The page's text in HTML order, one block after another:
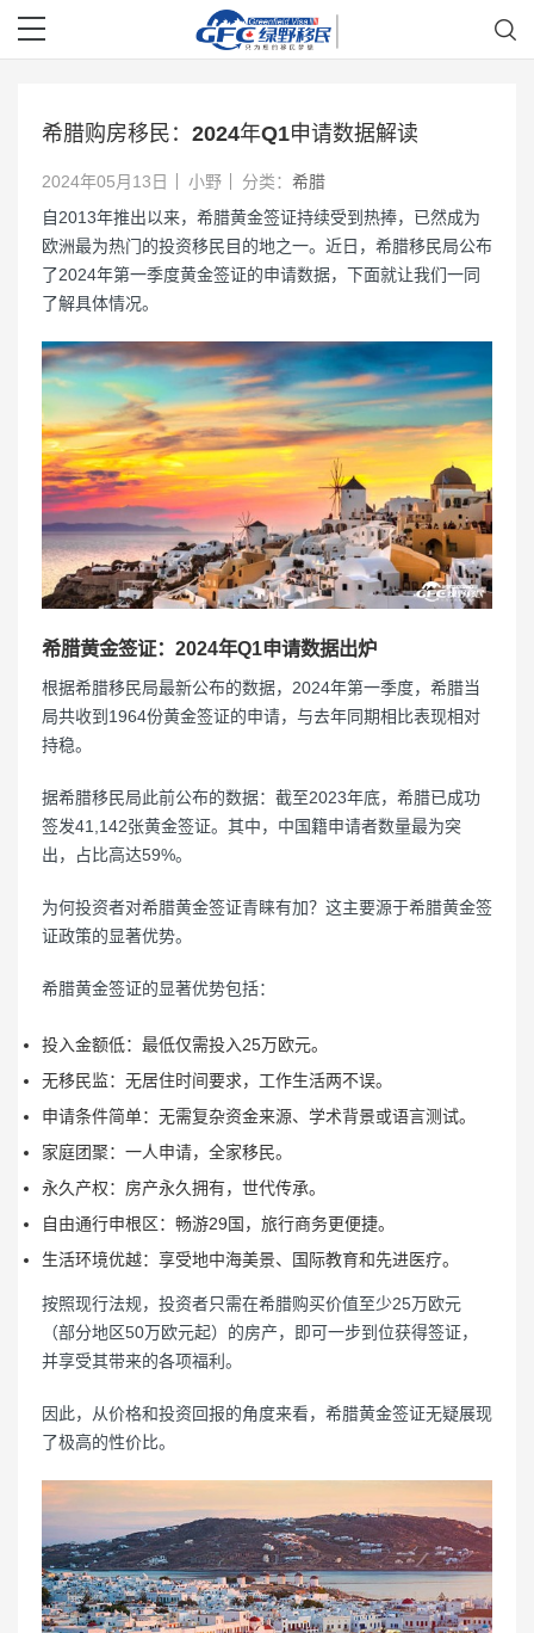
希腊购房移民：2024年Q1申请数据解读
2024年05月13日 小野 分类： 希腊
自2013年推出以来，希腊黄金签证持续受到热捧，已然成为
欧洲最为热门的投资移民目的地之一。近日，希腊移民局公布
了2024年第一季度黄金签证的申请数据，下面就让我们一同
了解具体情况。
希腊黄金签证：2024年Q1申请数据出炉
根据希腊移民局最新公布的数据，2024年第一季度，希腊当
局共收到1964份黄金签证的申请，与去年同期相比表现相对
持稳。
据希腊移民局此前公布的数据：截至2023年底，希腊已成功
签发41,142张黄金签证。其中，中国籍申请者数量最为突
出，占比高达59%。
为何投资者对希腊黄金签证青睐有加？这主要源于希腊黄金签
证政策的显著优势。
希腊黄金签证的显著优势包括：
投入金额低：最低仅需投入25万欧元。
无移民监：无居住时间要求，工作生活两不误。
申请条件简单：无需复杂资金来源、学术背景或语言测试。
家庭团聚：一人申请，全家移民。
永久产权：房产永久拥有，世代传承。
自由通行申根区：畅游29国，旅行商务更便捷。
生活环境优越：享受地中海美景、国际教育和先进医疗。
按照现行法规，投资者只需在希腊购买价值至少25万欧元
（部分地区50万欧元起）的房产，即可一步到位获得签证，
并享受其带来的各项福利。
因此，从价格和投资回报的角度来看，希腊黄金签证无疑展现
了极高的性价比。